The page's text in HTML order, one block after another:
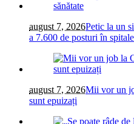
august 7, 2026Petic la un
a 7.600 de posturi în
august 7, 2026Mii vor un
sunt epuizați